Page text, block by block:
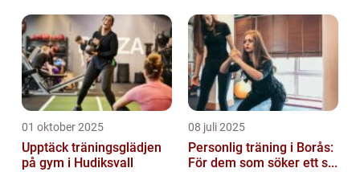
01 oktober 2025
Upptäck träningsglädjen
på gym i Hudiksvall
08 juli 2025
Personlig träning i Borås:
För dem som söker ett s...